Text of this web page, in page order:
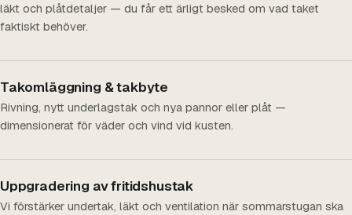
läkt och plåtdetaljer — du får ett ärligt besked om vad taket
faktiskt behöver.
Takomläggning & takbyte
Rivning, nytt underlagstak och nya pannor eller plåt —
dimensionerat för väder och vind vid kusten.
Uppgradering av fritidshustak
Vi förstärker undertak, läkt och ventilation när sommarstugan ska